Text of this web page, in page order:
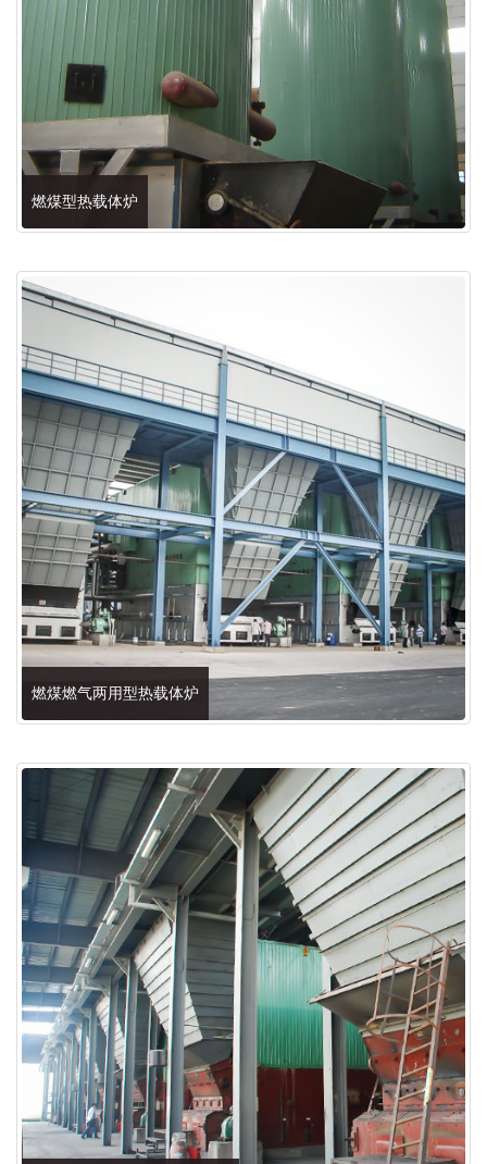
燃煤型热载体炉
燃煤燃气两用型热载体炉